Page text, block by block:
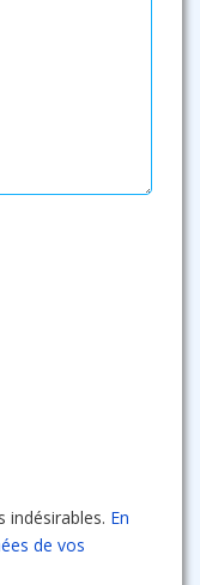
indésirables. En
de vos